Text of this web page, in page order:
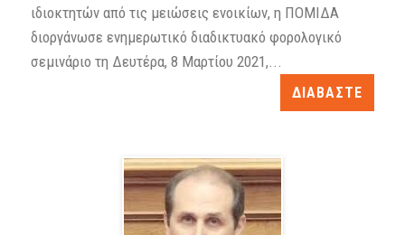
ιδιοκτητών από τις μειώσεις ενοικίων, η ΠΟΜΙΔΑ
διοργάνωσε ενημερωτικό διαδικτυακό φορολογικό
σεμινάριο τη Δευτέρα, 8 Μαρτίου 2021,...
ΔΙΑΒΑΣΤΕ